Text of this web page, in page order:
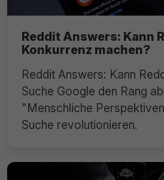
Reddit Answers: Kann
Konkurrenz machen?
Reddit Answers: Kann
Suche Google den Rang
"Menschliche
Suche revolutionieren.